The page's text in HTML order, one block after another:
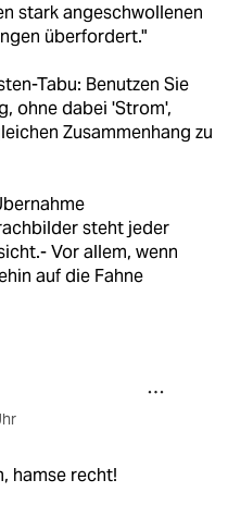
stark angeschwollenen
überfordert."
Tabu: Benutzen Sie
ohne dabei 'Strom',
Zusammenhang zu
steht jeder
Vor allem, wenn
auf die Fahne
hamse recht!